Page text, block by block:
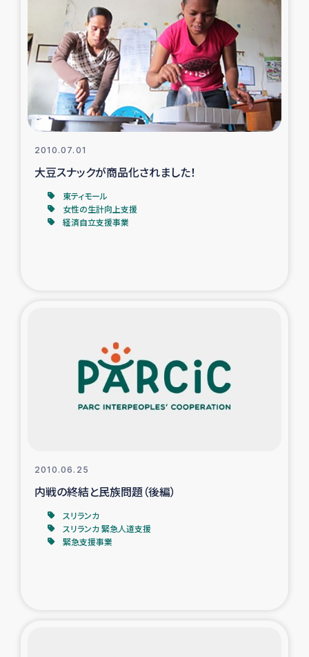
大雨による洪水被災者支援
カカオ生産者支援事業
シリア国内避難民・帰還民の生活再建支援
トルコにおけるシリア難民支援事業
インドネシア中部 スラウェシの地震・津波被災者支援
スリランカ ムライティブ県帰還民の生活再建支援
スリランカの南北女性をつなぐサリー・リサイクル・プロ
ジェクト
復興支援事業
2010.07.01
大豆スナックが商品化されました！
東ティモール
女性の生計向上支援
経済自立支援事業
2010.06.25
内戦の終結と民族問題（後編）
スリランカ
スリランカ 緊急人道支援
緊急支援事業